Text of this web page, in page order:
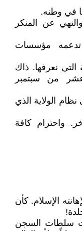
في وطنه.
عن المنكر
تدعمه مؤسسات
التي نعرفها. ذاك
من سبتمبر
الولاية الذي
واحترام كافة
الإسلام. كأن
سلطات السجن